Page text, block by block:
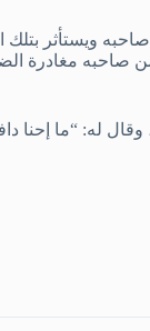
ويستأثر بتلك
صاحبه مغادرة
له: “ما إحنا